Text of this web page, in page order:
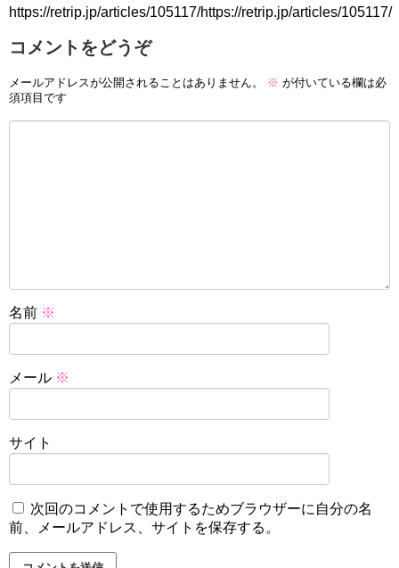
https://retrip.jp/articles/105117/https://retrip.jp/articles/105117/
コメントをどうぞ
メールアドレスが公開されることはありません。 ※ が付いている欄は必
須項目です
名前 ※
メール ※
サイト
次回のコメントで使用するためブラウザーに自分の名
前、メールアドレス、サイトを保存する。